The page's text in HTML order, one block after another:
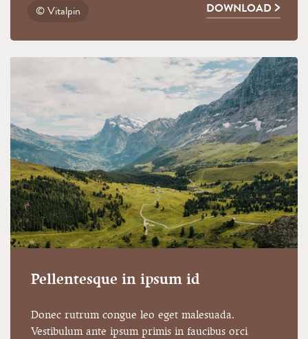
© Vitalpin DOWNLOAD
Pellentesque in ipsum id
Donec rutrum congue leo eget malesuada.
Vestibulum ante ipsum primis in faucibus orci